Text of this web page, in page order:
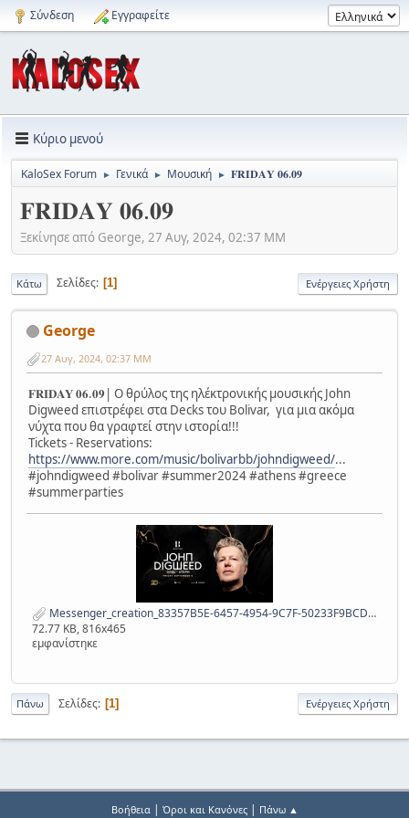
Σύνδεση Εγγραφείτε
Κύριο μενού
KaloSex Forum ► Γενικά ► Μουσική ► 𝐅𝐑𝐈𝐃𝐀𝐘 𝟎𝟔.𝟎𝟗
𝐅𝐑𝐈𝐃𝐀𝐘 𝟎𝟔.𝟎𝟗
Ξεκίνησε από George, 27 Αυγ, 2024, 02:37 ΜΜ
Κάτω Σελίδες 1 Ενέργειες Χρήστη
George
27 Αυγ, 2024, 02:37 ΜΜ
𝐅𝐑𝐈𝐃𝐀𝐘 𝟎𝟔.𝟎𝟗| Ο θρύλoς της ηλέκτρονικής μουσικής John
Digweed επιστρέφει στα Decks του Bolivar, για μια ακόμα
νύχτα που θα γραφτεί στην ιστορία!!!
Tickets - Reservations:
https://www.more.com/music/bolivarbb/johndigweed/...
#johndigweed #bolivar #summer2024 #athens #greece
#summerparties
Messenger_creation_83357B5E-6457-4954-9C7F-50233F9BCD76.jpeg
72.77 KB, 816x465
εμφανίστηκε
Πάνω Σελίδες 1 Ενέργειες Χρήστη
Βοήθεια| Όροι και Κανόνες| Πάνω ▲